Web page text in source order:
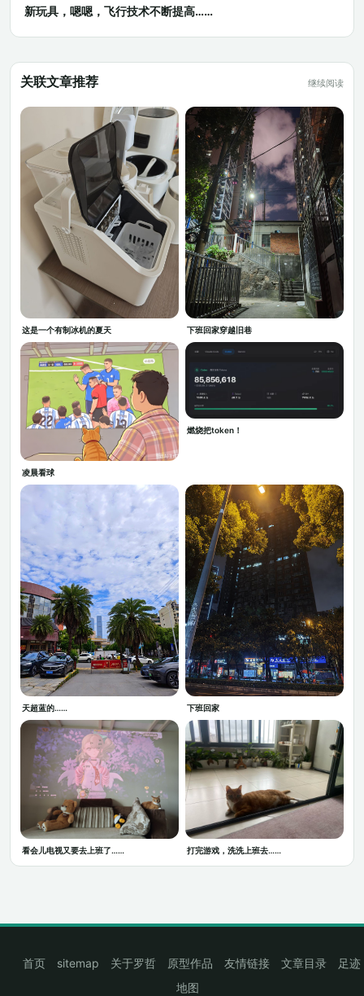
新玩具，嗯嗯，飞行技术不断提高……
关联文章推荐 继续阅读
这是一个有制冰机的夏天 下班回家穿越旧巷
凌晨看球
燃烧把token！
天超蓝的…… 下班回家
看会儿电视又要去上班了…… 打完游戏，洗洗上班去……
首页 sitemap 关于罗哲 原型作品 友情链接 文章目录
足迹
地图